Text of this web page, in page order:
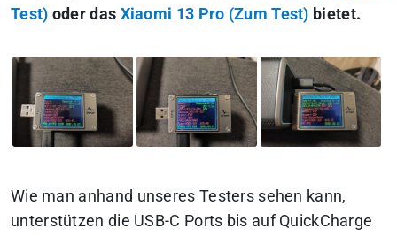
Test) oder das Xiaomi 13 Pro (Zum Test) bietet.
Wie man anhand unseres Testers sehen kann,
unterstützen die USB-C Ports bis auf QuickCharge